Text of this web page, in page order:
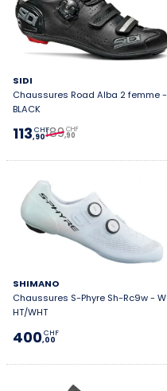
SIDI
Chaussures Road Alba 2 femme -
BLACK
113,90
CHF189,90
CHF
SHIMANO
Chaussures S-Phyre Sh-Rc9w - W
HT/WHT
400,00
CHF